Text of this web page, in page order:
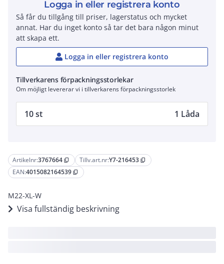
Artikelnr:3767664 content_copy Tillv.art.nr:Y7-216453 content_copy
EAN:4015082164539 content_copy
M22-XL-W
Visa fullständig beskrivning
Logga in eller registrera konto
Så får du tillgång till priser, lagerstatus och mycket
annat. Har du inget konto så tar det bara någon minut
att skapa ett.
Logga in eller registrera konto
Tillverkarens förpackningsstorlekar
Om möjligt levererar vi i tillverkarens förpackningsstorlek
10 st 1 Låda